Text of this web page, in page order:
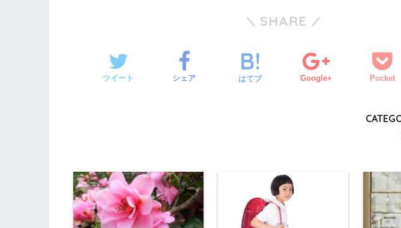
SHARE
ツイート シェア はてブ Google+ Pocket